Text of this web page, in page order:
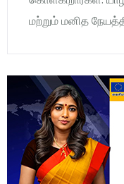
மற்றும் மனித